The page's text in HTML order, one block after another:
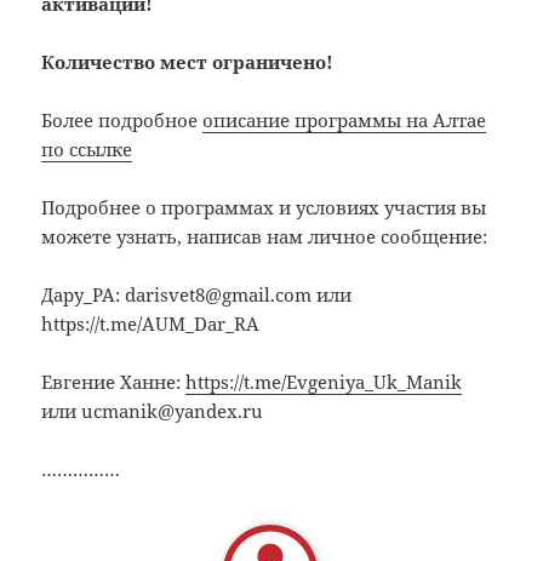
Количество мест ограничено!
Более подробноеописание программы на Алтае
по ссылке
Подробнее о программах и условиях участия вы
можете узнать, написав нам личное сообщение:
Дару_РА: darisvet8@gmail.com или
https://t.me/AUM_Dar_RA
Евгение Ханне:https://t.me/Evgeniya_Uk_Manik
или ucmanik@yandex.ru
……………